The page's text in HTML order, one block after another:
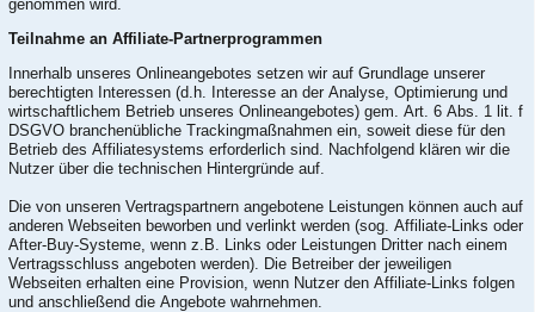
genommen wird.
Teilnahme an Affiliate-Partnerprogrammen
Innerhalb unseres Onlineangebotes setzen wir auf Grundlage unserer
berechtigten Interessen (d.h. Interesse an der Analyse, Optimierung und
wirtschaftlichem Betrieb unseres Onlineangebotes) gem. Art. 6 Abs. 1 lit. f
DSGVO branchenübliche Trackingmaßnahmen ein, soweit diese für den
Betrieb des Affiliatesystems erforderlich sind. Nachfolgend klären wir die
Nutzer über die technischen Hintergründe auf.
Die von unseren Vertragspartnern angebotene Leistungen können auch auf
anderen Webseiten beworben und verlinkt werden (sog. Affiliate-Links oder
After-Buy-Systeme, wenn z.B. Links oder Leistungen Dritter nach einem
Vertragsschluss angeboten werden). Die Betreiber der jeweiligen
Webseiten erhalten eine Provision, wenn Nutzer den Affiliate-Links folgen
und anschließend die Angebote wahrnehmen.